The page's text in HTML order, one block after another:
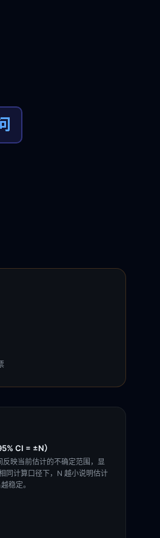
CI = ±N）
反映当前估计的不确定范围，显
同计算口径下，N 越小说明估计
稳定。